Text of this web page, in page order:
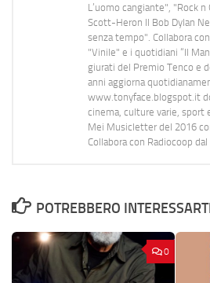
L’uomo cangiante", "Rock
Scott-Heron Il Bob Dylan
senza tempo". Collabora con
"Vinile" e i quotidiani “Il
giurati del Premio Tenco e
anni aggiorna
www.tonyface.blogspot.it
cinema, culture varie, sport
Mei Musicletter del 2016
Collabora con Radiocoop dal
POTREBBERO
0